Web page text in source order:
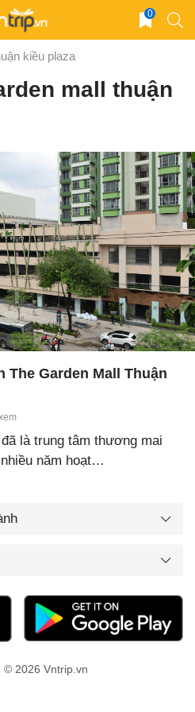
0
kiều plaza
mall thuận
The Garden Mall Thuận
là trung tâm thương mai
năm hoạt…
© 2026 Vntrip.vn